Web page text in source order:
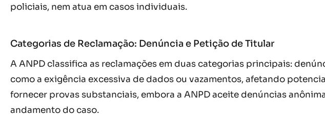
policiais, nem atua em casos individuais.
Categorias de Reclamação: Denúncia e Petição de Titular
A ANPD classifica as reclamações em duas categorias principais:
como a exigência excessiva de dados ou vazamentos, afetando
fornecer provas substanciais, embora a ANPD aceite denúncias
andamento do caso.